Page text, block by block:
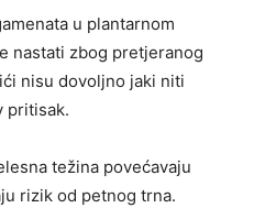
u plantarnom
nastati zbog pretjeranog
nisu dovoljno jaki niti
pritisak.
težina povećavaju
rizik od petnog trna.